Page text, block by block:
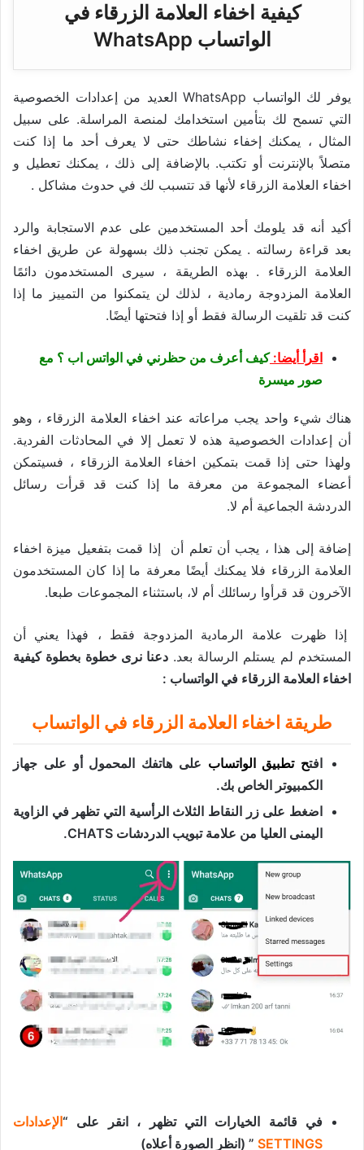
كيفية اخفاء العلامة الزرقاء في
الواتساب WhatsApp
يوفر لك الواتساب WhatsApp العديد من إعدادات الخصوصية
التي تسمح لك بتأمين استخدامك لمنصة المراسلة. على سبيل
المثال ، يمكنك إخفاء نشاطك حتى لا يعرف أحد ما إذا كنت
متصلاً بالإنترنت أو تكتب. بالإضافة إلى ذلك ، يمكنك تعطيل و
اخفاء العلامة الزرقاء لأنها قد تتسبب لك في حدوث مشاكل .
أكيد أنه قد يلومك أحد المستخدمين على عدم الاستجابة والرد
بعد قراءة رسالته . يمكن تجنب ذلك بسهولة عن طريق اخفاء
العلامة الزرقاء . بهذه الطريقة ، سيرى المستخدمون دائمًا
العلامة المزدوجة رمادية ، لذلك لن يتمكنوا من التمييز ما إذا
كنت قد تلقيت الرسالة فقط أو إذا فتحتها أيضًا.
اقرأ أيضا:كيف أعرف من حظرني في الواتس اب ؟ مع
صور ميسرة
هناك شيء واحد يجب مراعاته عند اخفاء العلامة الزرقاء ، وهو
أن إعدادات الخصوصية هذه لا تعمل إلا في المحادثات الفردية.
ولهذا حتى إذا قمت بتمكين اخفاء العلامة الزرقاء ، فسيتمكن
أعضاء المجموعة من معرفة ما إذا كنت قد قرأت رسائل
الدردشة الجماعية أم لا.
إضافة إلى هذا ، يجب أن تعلم أن إذا قمت بتفعيل ميزة اخفاء
العلامة الزرقاء فلا يمكنك أيضًا معرفة ما إذا كان المستخدمون
الآخرون قد قرأوا رسائلك أم لا، باستثناء المجموعات طبعا.
إذا ظهرت علامة الرمادية المزدوجة فقط ، فهذا يعني أن
المستخدم لم يستلم الرسالة بعد. دعنا نرى خطوة بخطوة كيفية
اخفاء العلامة الزرقاء في الواتساب :
طريقة اخفاء العلامة الزرقاء في الواتساب
افتحتطبيق الواتساب على هاتفك المحمول أو على جهاز
الكمبيوتر الخاص بك.
اضغط على زر النقاط الثلاث الرأسية التي تظهر في الزاوية
اليمنى العليا من علامة تبويب الدردشات CHATS.
في قائمة الخيارات التي تظهر ، انقر على “الإعدادات
SETTINGS ” (انظر الصورة أعلاه)